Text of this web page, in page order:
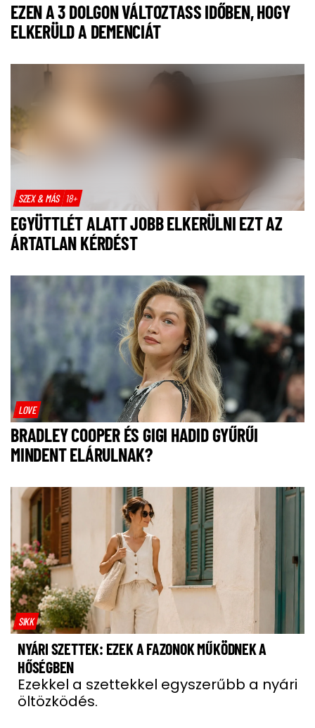
EZEN A 3 DOLGON VÁLTOZTASS IDŐBEN, HOGY
ELKERÜLD A DEMENCIÁT
SZEX & MÁS 18+
EGYÜTTLÉT ALATT JOBB ELKERÜLNI EZT AZ
ÁRTATLAN KÉRDÉST
LOVE
BRADLEY COOPER ÉS GIGI HADID GYŰRŰI
MINDENT ELÁRULNAK?
SIKK
NYÁRI SZETTEK: EZEK A FAZONOK MŰKÖDNEK A
HŐSÉGBEN
Ezekkel a szettekkel egyszerűbb a nyári
öltözködés.